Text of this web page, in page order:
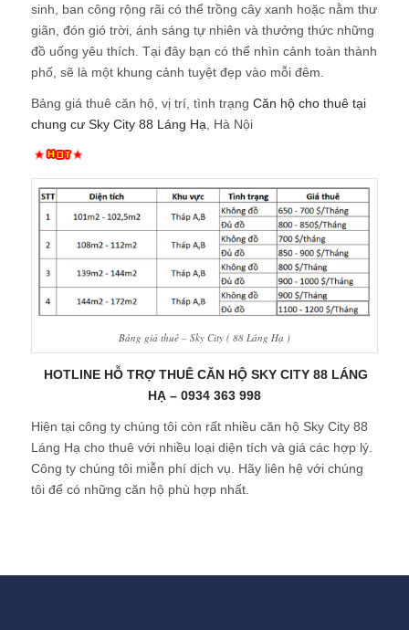
sinh, ban công rộng rãi có thể trồng cây xanh hoặc nằm thư
giãn, đón gió trời, ánh sáng tự nhiên và thưởng thức những
đồ uống yêu thích. Tại đây bạn có thể nhìn cảnh toàn thành
phố, sẽ là một khung cảnh tuyệt đẹp vào mỗi đêm.
Bảng giá thuê căn hộ, vị trí, tình trạng Căn hộ cho thuê tại
chung cư Sky City 88 Láng Hạ, Hà Nội
Bảng giá thuê – Sky City ( 88 Láng Hạ )
HOTLINE HỖ TRỢ THUÊ CĂN HỘ SKY CITY 88 LÁNG
HẠ – 0934 363 998
Hiện tại công ty chúng tôi còn rất nhiều căn hộ Sky City 88
Láng Hạ cho thuê với nhiều loại diện tích và giá các hợp lý.
Công ty chúng tôi miễn phí dịch vụ. Hãy liên hệ với chúng
tôi để có những căn hộ phù hợp nhất.